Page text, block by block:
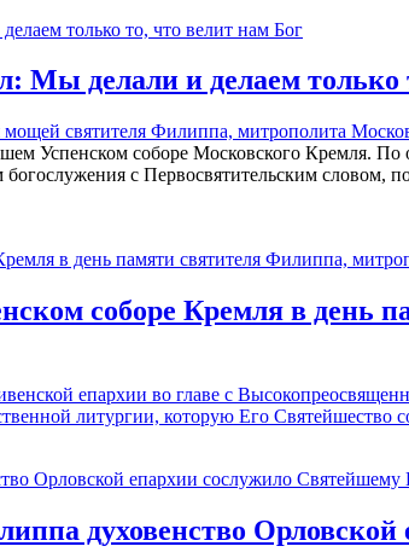
Мы делали и делаем только
мощей святителя Филиппа, митрополита
Успенском соборе Московского Кремля. По
с Первосвятительским
соборе Кремля в день
епархии во главе с
литургии, которую Его Святейшество
духовенство